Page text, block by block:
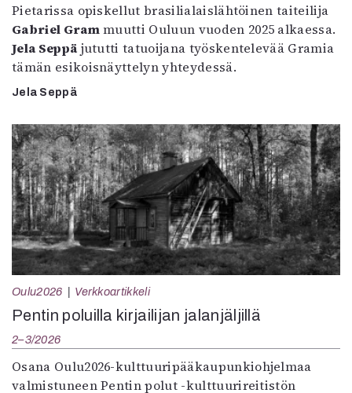
Pietarissa opiskellut brasilialaislähtöinen taiteilija
Gabriel Grammuutti Ouluun vuoden 2025 alkaessa.
Jela Seppä jututti tatuoijana työskentelevää Gramia
tämän esikoisnäyttelyn yhteydessä.
Jela Seppä
Oulu2026 Verkkoartikkeli
Pentin poluilla kirjailijan jalanjäljillä
2–3/2026
Osana Oulu2026-kulttuuripääkaupunkiohjelmaa
valmistuneen Pentin polut -kulttuurireitistön